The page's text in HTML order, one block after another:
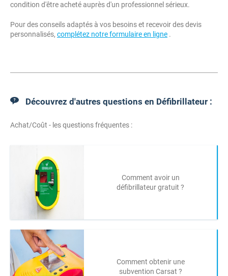
condition d'être acheté auprès d'un professionnel sérieux.
Pour des conseils adaptés à vos besoins et recevoir des devis
personnalisés, complétez notre formulaire en ligne .
Découvrez d'autres questions en Défibrillateur :
Achat/Coût - les questions fréquentes :
Comment avoir un
défibrillateur gratuit ?
Comment obtenir une
subvention Carsat ?